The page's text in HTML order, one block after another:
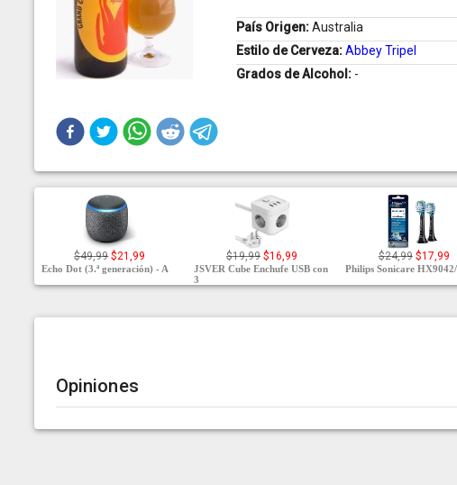
País Origen:Australia
Estilo de Cerveza:Abbey Tripel
Grados de Alcohol: -
$49,99 $21,99
Echo Dot (3.ª generación) - A
$19,99 $16,99
JSVER Cube Enchufe USB con
3
$24,99 $17,99
Philips Sonicare
Opiniones